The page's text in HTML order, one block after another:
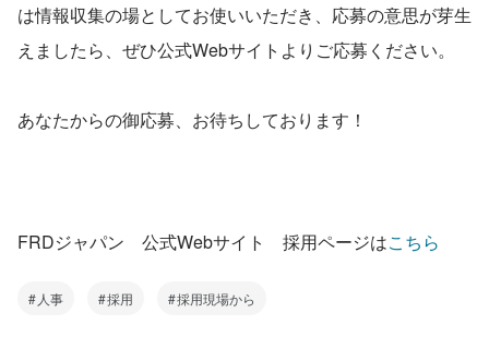
は情報収集の場としてお使いいただき、応募の意思が芽生
えましたら、ぜひ公式Webサイトよりご応募ください。
あなたからの御応募、お待ちしております！
FRDジャパン　公式Webサイト　採用ページはこちら
人事 採用 採用現場から